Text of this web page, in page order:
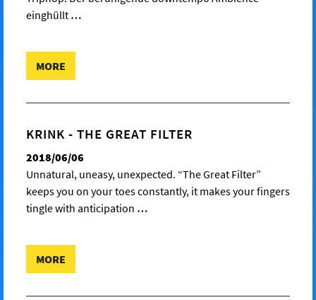
einghüllt …
MORE
KRINK - THE GREAT FILTER
2018/06/06
Unnatural, uneasy, unexpected. “The Great Filter”
keeps you on your toes constantly, it makes your fingers
tingle with anticipation …
MORE